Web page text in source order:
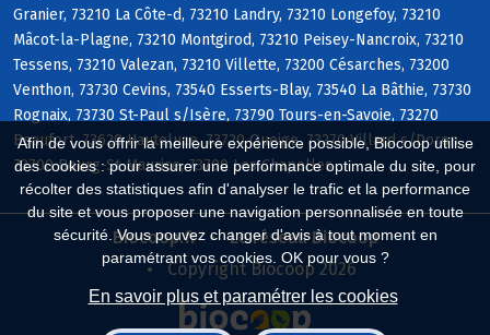
Afin de vous offrir la meilleure expérience possible, Biocoop utilise
des cookies : pour assurer une performance optimale du site, pour
récolter des statistiques afin d'analyser le trafic et la performance
du site et vous proposer une navigation personnalisée en toute
sécurité. Vous pouvez changer d'avis à tout moment en
paramétrant vos cookies. OK pour vous ?
En savoir plus et paramétrer les cookies
Granier, 73210 La Côte-d, 73210 Landry, 73210 Longefoy, 73210
Mâcot-la-Plagne, 73210 Montgirod, 73210 Peisey-Nancroix, 73210
Tessens, 73210 Valezan, 73210 Villette, 73200 Césarches, 73200
Venthon, 73730 Cevins, 73540 Esserts-Blay, 73540 La Bâthie, 73730
Rognaix, 73730 St-Paul s/Isère, 73790 Tours-en-Savoie, 73270
Beaufort, 73620 Hauteluce, 73720 Queige, 73270 Villard s/Doron,
73700 Bourg-St-Maurice, 73700 Les Chapelles
Biocoop.fr
Le réseau Biocoop
Copyright Biocoop 2026